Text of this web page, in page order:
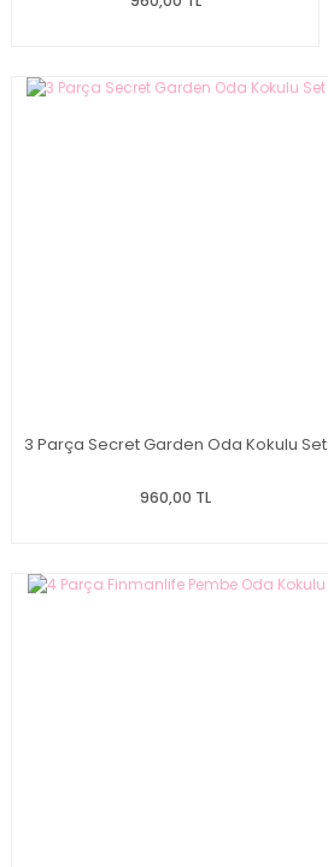
3 Parça Secret Garden Oda Kokulu Set
960,00 TL